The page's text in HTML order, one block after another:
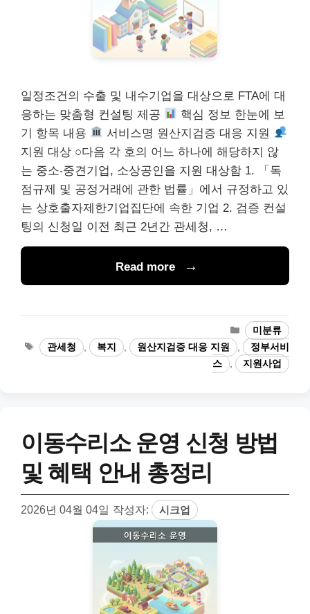
일정조건의 수출 및 내수기업을 대상으로 FTA에 대
응하는 맞춤형 컨설팅 제공
핵심 정보 한눈에 보
기 항목 내용
서비스명 원산지검증 대응 지원
지원 대상 ○다음 각 호의 어느 하나에 해당하지 않
는 중소‧중견기업, 소상공인을 지원 대상함 1. 「독
점규제 및 공정거래에 관한 법률」에서 규정하고 있
는 상호출자제한기업집단에 속한 기업 2. 검증 컨설
팅의 신청일 이전 최근 2년간 관세청, …
Read more
카
테
고
리
미분류
태
그
관세청 복지 원산지검증 대응 지원
정부서비
스
지원사업
이동수리소 운영 신청 방법
및 혜택 안내 총정리
2026년 04월 04일 작성자: 시크업